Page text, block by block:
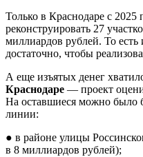
Только в Краснодаре с
реконструировать 27
миллиардов рублей. То
достаточно, чтобы
А еще изъятых денег
Краснодаре — проект
На оставшиеся можно было
линии:
● в районе улицы
в 8 миллиардов рублей);